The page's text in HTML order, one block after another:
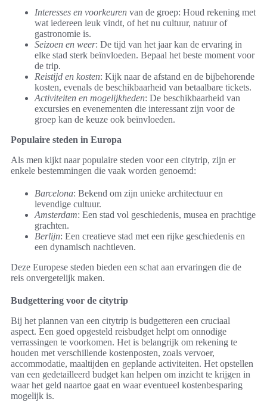
Interesses en voorkeuren van de groep: Houd rekening met
wat iedereen leuk vindt, of het nu cultuur, natuur of
gastronomie is.
Seizoen en weer: De tijd van het jaar kan de ervaring in
elke stad sterk beïnvloeden. Bepaal het beste moment voor
de trip.
Reistijd en kosten: Kijk naar de afstand en de bijbehorende
kosten, evenals de beschikbaarheid van betaalbare tickets.
Activiteiten en mogelijkheden: De beschikbaarheid van
excursies en evenementen die interessant zijn voor de
groep kan de keuze ook beïnvloeden.
Populaire steden in Europa
Als men kijkt naar populaire steden voor een citytrip, zijn er
enkele bestemmingen die vaak worden genoemd:
Barcelona: Bekend om zijn unieke architectuur en
levendige cultuur.
Amsterdam: Een stad vol geschiedenis, musea en prachtige
grachten.
Berlijn: Een creatieve stad met een rijke geschiedenis en
een dynamisch nachtleven.
Deze Europese steden bieden een schat aan ervaringen die de
reis onvergetelijk maken.
Budgettering voor de citytrip
Bij het plannen van een citytrip is budgetteren een cruciaal
aspect. Een goed opgesteld reisbudget helpt om onnodige
verrassingen te voorkomen. Het is belangrijk om rekening te
houden met verschillende kostenposten, zoals vervoer,
accommodatie, maaltijden en geplande activiteiten. Het opstellen
van een gedetailleerd budget kan helpen om inzicht te krijgen in
waar het geld naartoe gaat en waar eventueel kostenbesparing
mogelijk is.